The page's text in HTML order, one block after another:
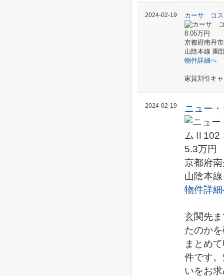
2024-02-19 カーサ コス
8.05万円
京都府南丹
山陰本線 園
物件詳細へ
家賃割引キ
2024-02-19 ニュー
5.3万円
京都府
山陰本
物件詳
玄関先
たのか
まとめ
件です
いをお